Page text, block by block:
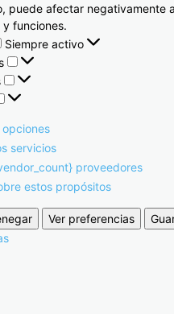
puede afectar negativamente
funciones.
Siempre activo
servicios
proveedores
estos propósitos
Ver preferencias